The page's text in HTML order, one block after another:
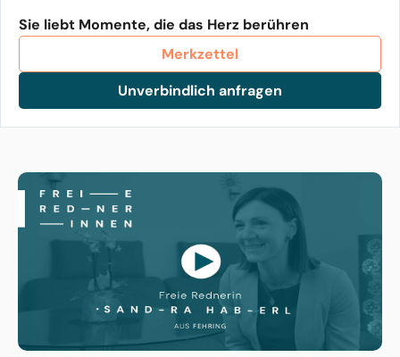
Sie liebt Momente, die das Herz berühren
Merkzettel
Unverbindlich anfragen